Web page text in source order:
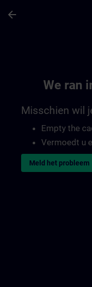
arrow_back
We ran
Misschien wil
Empty the
Vermoedt u
Meld het probleem